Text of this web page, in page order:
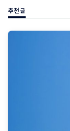
추천글